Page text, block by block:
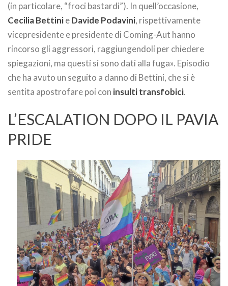
(in particolare, “froci bastardi”). In quell’occasione,
Cecilia BettinieDavide Podavini, rispettivamente
vicepresidente e presidente di Coming-Aut hanno
rincorso gli aggressori, raggiungendoli per chiedere
spiegazioni, ma questi si sono dati alla fuga». Episodio
che ha avuto un seguito a danno di Bettini, che si è
sentita apostrofare poi con insulti transfobici.
L’ESCALATION DOPO IL PAVIA
PRIDE